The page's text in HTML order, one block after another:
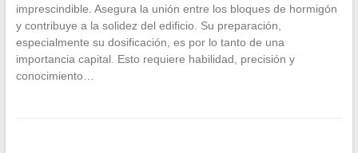
imprescindible. Asegura la unión entre los bloques de hormigón
y contribuye a la solidez del edificio. Su preparación,
especialmente su dosificación, es por lo tanto de una
importancia capital. Esto requiere habilidad, precisión y
conocimiento…